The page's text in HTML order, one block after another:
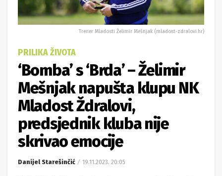
Trener Mladosti Želimir Mešnjak (mladost-zdralovi.hr)
PRILIKA ŽIVOTA
‘Bomba’ s ‘Brda’ – Želimir
Mešnjak napušta klupu NK
Mladost Ždralovi,
predsjednik kluba nije
skrivao emocije
Danijel Starešinčić 19.11.2023. 20:05